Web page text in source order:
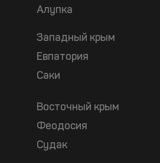
Алупка
Западный крым
Евпатория
Саки
Восточный крым
Феодосия
Судак